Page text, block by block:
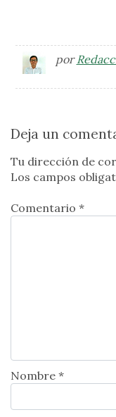
por
Deja un
Tu dirección de
Los campos
Comentario *
Nombre *